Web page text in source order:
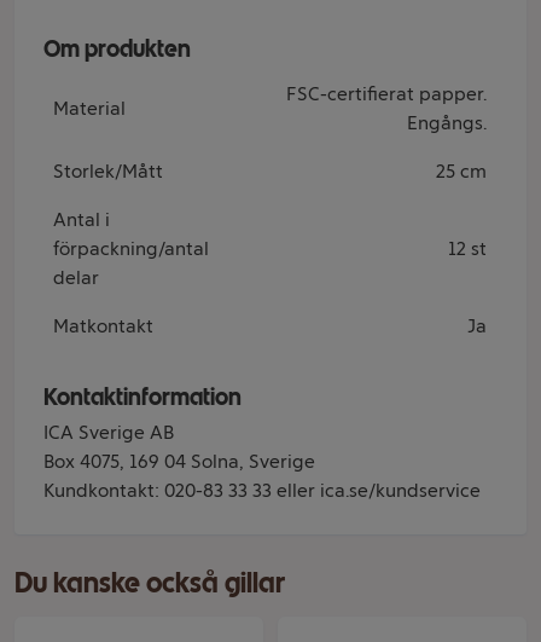
Om produkten
Material
FSC-certifierat papper.
Engångs.
Storlek/Mått 25 cm
Antal i
förpackning/antal
delar
12 st
Matkontakt Ja
Kontaktinformation
ICA Sverige AB
Box 4075, 169 04 Solna, Sverige
Kundkontakt: 020-83 33 33 eller ica.se/kundservice
Du kanske också gillar